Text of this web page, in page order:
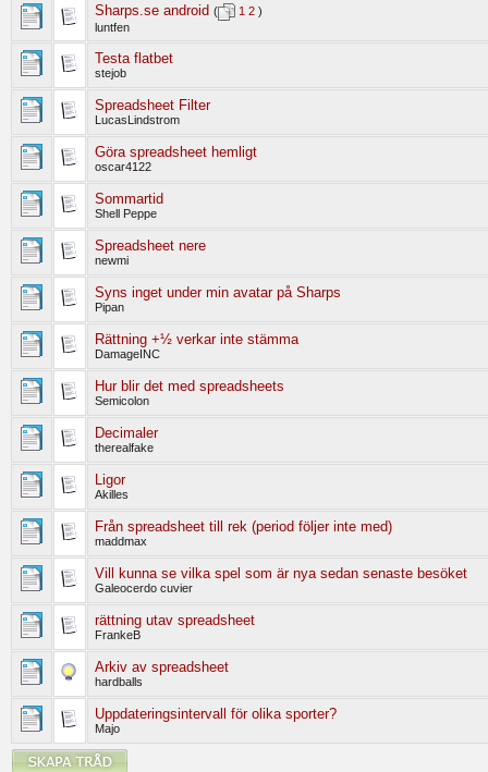
Sharps.se android ( 1 2 )
luntfen
Testa flatbet
stejob
Spreadsheet Filter
LucasLindstrom
Göra spreadsheet hemligt
oscar4122
Sommartid
Shell Peppe
Spreadsheet nere
newmi
Syns inget under min avatar på Sharps
Pipan
Rättning +½ verkar inte stämma
DamageINC
Hur blir det med spreadsheets
Semicolon
Decimaler
therealfake
Ligor
Akilles
Från spreadsheet till rek (period följer inte med)
maddmax
Vill kunna se vilka spel som är nya sedan senaste besöket
Galeocerdo cuvier
rättning utav spreadsheet
FrankeB
Arkiv av spreadsheet
hardballs
Uppdateringsintervall för olika sporter?
Majo